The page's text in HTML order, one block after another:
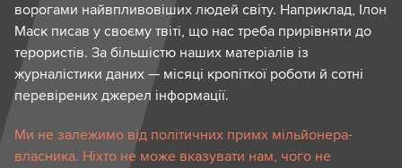
ворогами найвпливовіших людей світу. Наприклад, Ілон
Маск писав у своєму твіті, що нас треба прирівняти до
терористів. За більшістю наших матеріалів із
журналістики даних — місяці кропіткої роботи й сотні
перевірених джерел інформації.
Ми не залежимо від політичних примх мільйонера-
власника. Ніхто не може вказувати нам, чого не